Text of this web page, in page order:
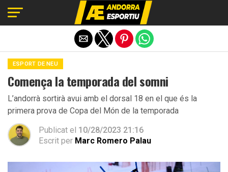
ESPORT DE NEU
Comença la temporada del somni
L’andorrà sortirà avui amb el dorsal 18 en el que és la
primera prova de Copa del Món de la temporada
Publicat el 10/28/2023 21:16
Escrit per Marc Romero Palau
Exit mobile version